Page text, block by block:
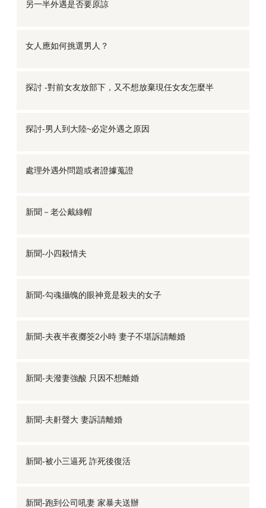
另一半外遇是否要原諒
女人應如何挑選男人？
探討 -對前女友放部下，又不想放棄現任女友怎麼半
探討-男人到大陸~必定外遇之原因
處理外遇外問題或者證據蒐證
新聞－老公戴綠帽
新聞-小四殺情夫
新聞-勾魂攝魄的眼神竟是殺夫的女子
新聞-夫夜半夜擲筊2小時 妻子不堪訴請離婚
新聞-夫潑妻強酸 只因不想離婚
新聞-夫鼾聲大 妻訴請離婚
新聞-被小三逼死 詐死後復活
新聞-跑到公司吼妻 家暴夫送辦